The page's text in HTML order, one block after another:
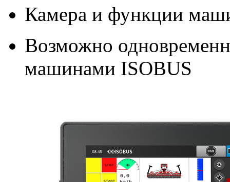
Камера и функции
Возможно
машинами ISOBUS